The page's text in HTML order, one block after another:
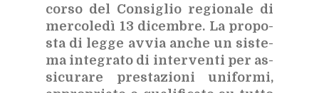
cor­so del Con­si­glio re­gio­na­le di
mer­co­le­dì 13 di­cem­bre. La pro­po­
sta di leg­ge av­via an­che un si­ste­
ma in­te­gra­to di in­ter­ven­ti per as­
si­cu­ra­re pre­sta­zio­ni uni­for­mi,